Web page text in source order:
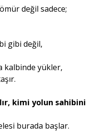
değil sadece;
gibi değil,
kalbinde yükler,
kimi yolun sahibini
burada başlar.